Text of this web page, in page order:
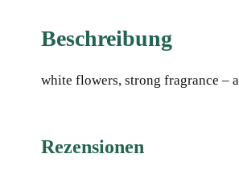
Beschreibung
white flowers, strong fragrance –
Rezensionen